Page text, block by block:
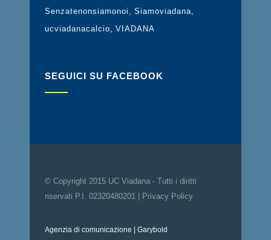
Senzatenonsiamonoi
Siamoviadana
ucviadanacalcio
VIADANA
SEGUICI SU FACEBOOK
© Copyright 2015 UC Viadana - Tutti i diritti
riservati P.I. 02320480201 |
Privacy Policy
Agenzia di comunicazione | Garybold